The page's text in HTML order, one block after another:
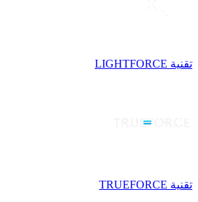
تقنية LIGHTFORCE
تقنية TRUEFORCE